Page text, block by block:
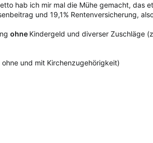
hab ich mir mal die Mühe gemacht, das
und 19,1% Rentenversicherung,
ohne Kindergeld und diverser Zuschläge
und mit Kirchenzugehörigkeit)